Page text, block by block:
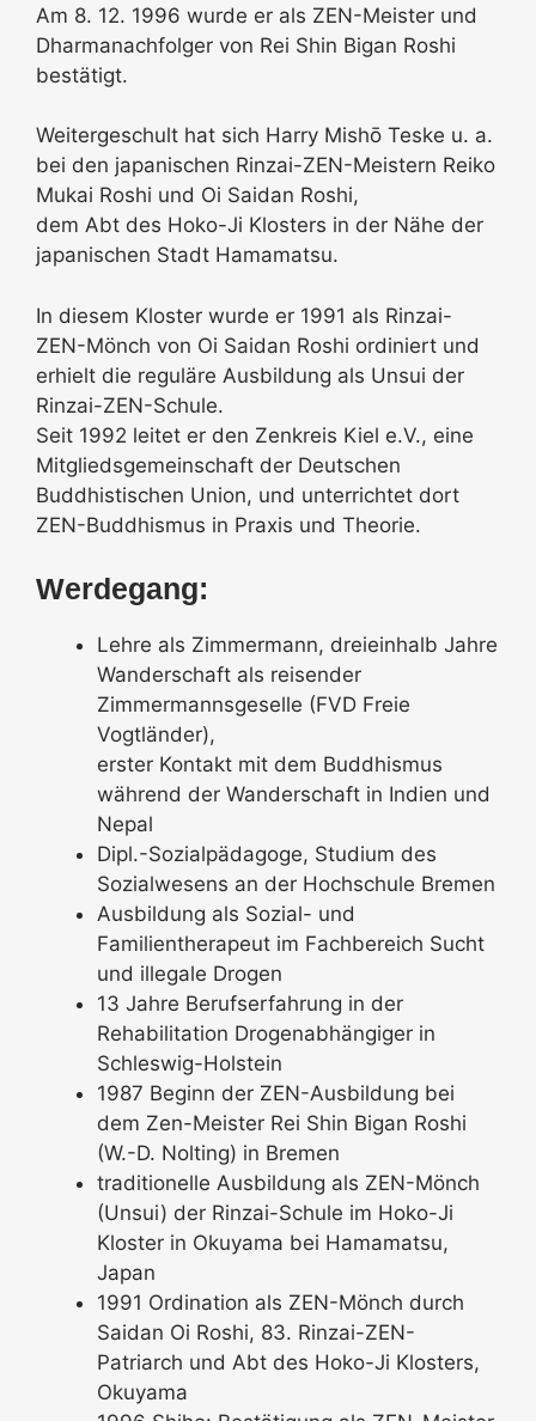
Am 8. 12. 1996 wurde er als ZEN-Meister und
Dharmanachfolger von Rei Shin Bigan Roshi
bestätigt.
Weitergeschult hat sich Harry Mishō Teske u. a.
bei den japanischen Rinzai-ZEN-Meistern Reiko
Mukai Roshi und Oi Saidan Roshi,
dem Abt des Hoko-Ji Klosters in der Nähe der
japanischen Stadt Hamamatsu.
In diesem Kloster wurde er 1991 als Rinzai-
ZEN-Mönch von Oi Saidan Roshi ordiniert und
erhielt die reguläre Ausbildung als Unsui der
Rinzai-ZEN-Schule.
Seit 1992 leitet er den Zenkreis Kiel e.V., eine
Mitgliedsgemeinschaft der Deutschen
Buddhistischen Union, und unterrichtet dort
ZEN-Buddhismus in Praxis und Theorie.
Werdegang:
Lehre als Zimmermann, dreieinhalb Jahre
Wanderschaft als reisender
Zimmermannsgeselle (FVD Freie
Vogtländer),
erster Kontakt mit dem Buddhismus
während der Wanderschaft in Indien und
Nepal
Dipl.-Sozialpädagoge, Studium des
Sozialwesens an der Hochschule Bremen
Ausbildung als Sozial- und
Familientherapeut im Fachbereich Sucht
und illegale Drogen
13 Jahre Berufserfahrung in der
Rehabilitation Drogenabhängiger in
Schleswig-Holstein
1987 Beginn der ZEN-Ausbildung bei
dem Zen-Meister Rei Shin Bigan Roshi
(W.-D. Nolting) in Bremen
traditionelle Ausbildung als ZEN-Mönch
(Unsui) der Rinzai-Schule im Hoko-Ji
Kloster in Okuyama bei Hamamatsu,
Japan
1991 Ordination als ZEN-Mönch durch
Saidan Oi Roshi, 83. Rinzai-ZEN-
Patriarch und Abt des Hoko-Ji Klosters,
Okuyama